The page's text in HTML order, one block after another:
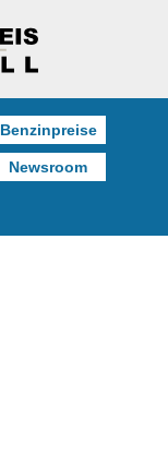
Benzinpreise
Newsroom